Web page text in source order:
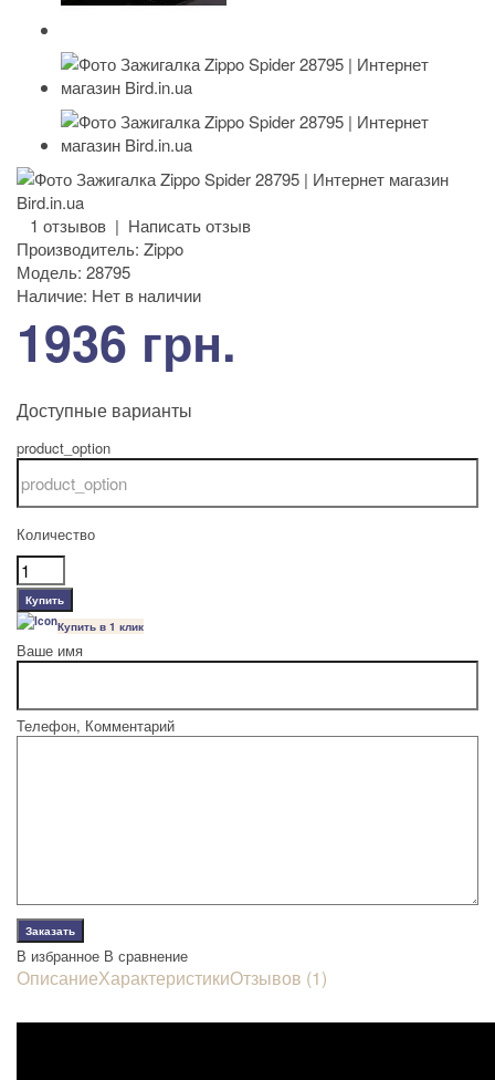
1 отзывов | Написать отзыв
Производитель: Zippo
Модель: 28795
Наличие: Нет в наличии
1936 грн.
Доступные варианты
product_option
Количество
Купить в 1 клик
Ваше имя
Телефон, Комментарий
В избранное В сравнение
ОписаниеХарактеристикиОтзывов (1)